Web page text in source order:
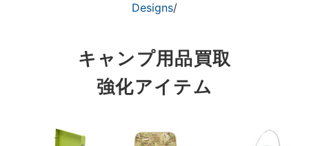
Designs/
キャンプ用品買取
強化アイテム